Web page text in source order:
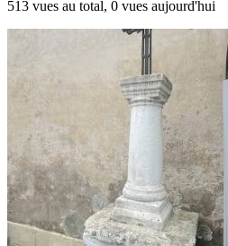
513 vues au total, 0 vues aujourd'hui